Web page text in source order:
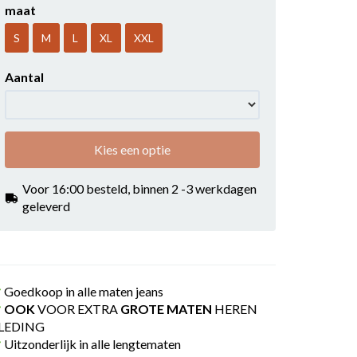
maat
S M L XL XXL
Aantal
Kies een optie
Voor 16:00 besteld, binnen 2 -3 werkdagen
geleverd
Goedkoop in alle maten jeans
OOKVOOR EXTRA GROTE MATEN HEREN
Uitzonderlijk in alle lengtematen